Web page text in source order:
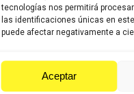
tecnologías nos permitirá
las identificaciones únicas en
puede afectar negativamente a
Aceptar